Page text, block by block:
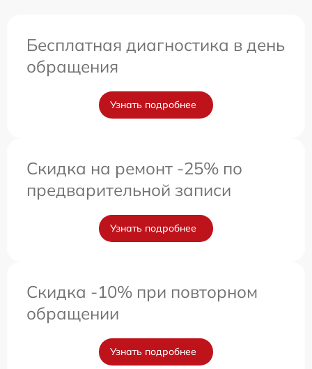
Бесплатная диагностика в день
обращения
Узнать подробнее
Скидка на ремонт -25% по
предварительной записи
Узнать подробнее
Скидка -10% при повторном
обращении
Узнать подробнее